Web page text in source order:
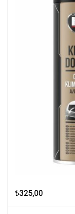
₺325,00